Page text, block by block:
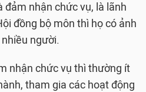
đảm nhận chức vụ, là lãnh
đồng bộ môn thì họ có ảnh
người.
nhận chức vụ thì thường ít
tham gia các hoạt động